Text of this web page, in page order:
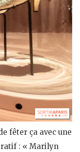
fêter ça avec une
: « Marilyn